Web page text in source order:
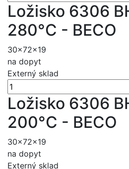
Ložisko 6306
280°C - BECO
30x72x19
na dopyt
Externý sklad
Ložisko 6306
200°C - BECO
30x72x19
na dopyt
Externý sklad